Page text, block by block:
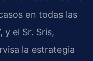
en todas las
y el Sr. Sris,
la estrategia